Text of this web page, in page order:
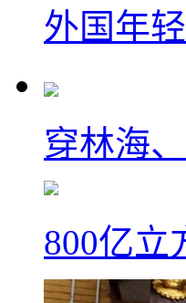
外国年
穿林海
800亿立